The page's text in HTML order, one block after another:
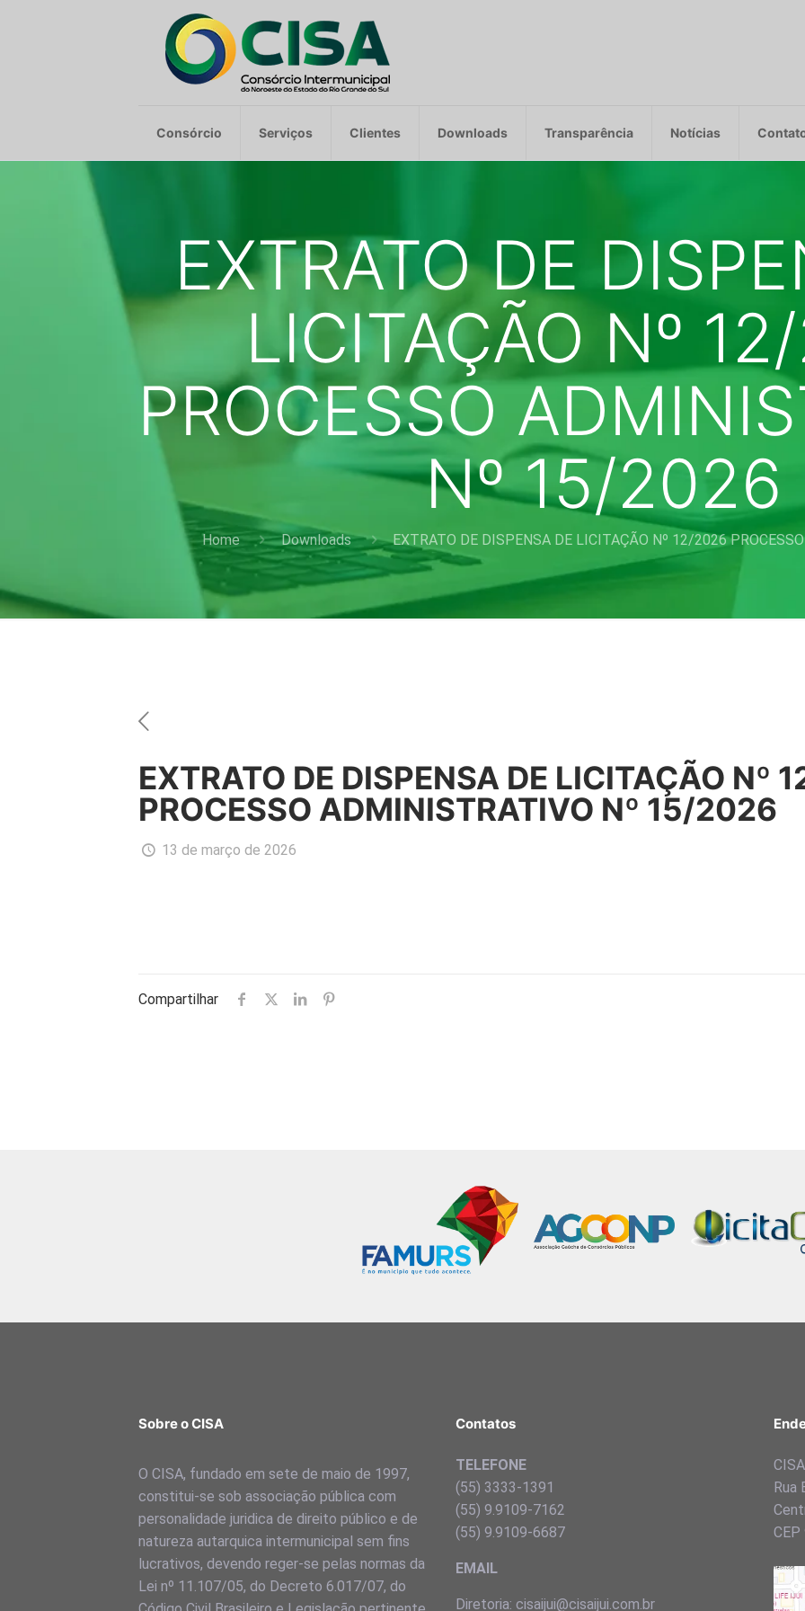
Consórcio Serviços Clientes Downloads Transparência Notícias
EXTRATO DE
LICITAÇÃO Nº
PROCESSO
Nº 15/2026
Home Downloads EXTRATO DE DISPENSA DE LICITAÇÃO Nº 12/2026
EXTRATO DE DISPENSA DE LICITAÇÃO Nº
PROCESSO ADMINISTRATIVO Nº 15/2026
13 de março de 2026
Compartilhar
Sobre o CISA
O CISA, fundado em sete de maio de 1997,
constitui-se sob associação pública com
personalidade juridica de direito público e de
natureza autarquica intermunicipal sem fins
lucrativos, devendo reger-se pelas normas da
Lei nº 11.107/05, do Decreto 6.017/07, do
Contatos
TELEFONE
(55) 3333-1391
(55) 9.9109-7162
(55) 9.9109-6687
EMAIL
Diretoria: cisaijui@cisaijui.com.br
Rua